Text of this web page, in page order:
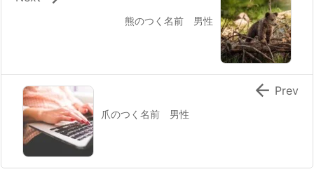
熊のつく名前 男性
爪のつく名前 男性
 Prev